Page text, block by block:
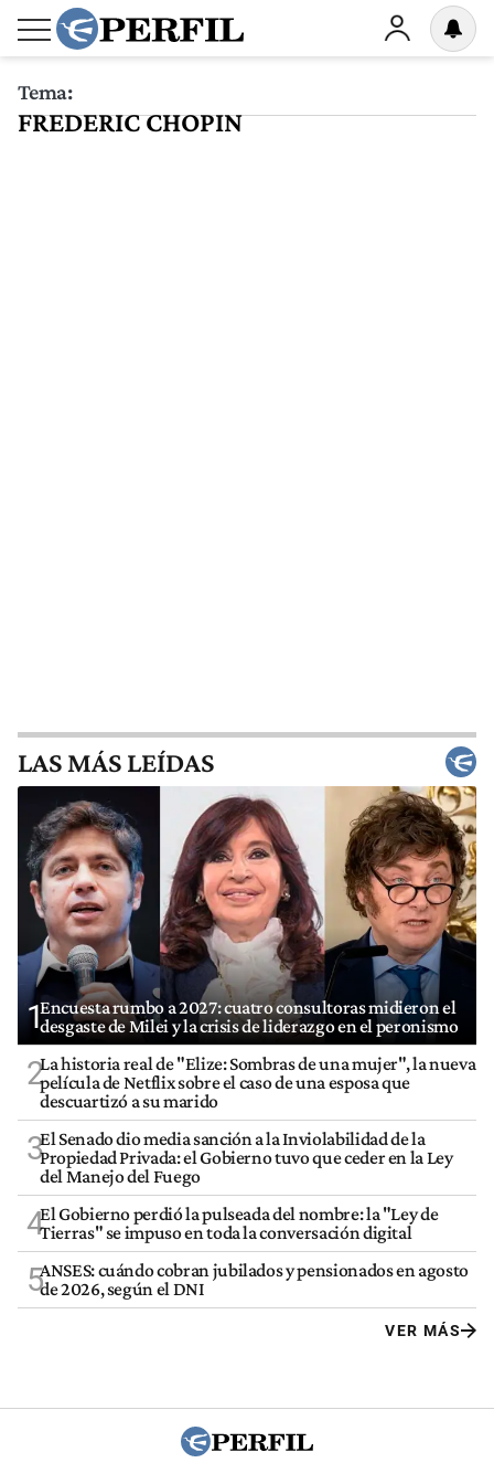
Tema:
FREDERIC CHOPIN
LAS MÁS LEÍDAS
1Encuesta rumbo a 2027: cuatro consultoras midieron el
desgaste de Milei y la crisis de liderazgo en el peronismo
2La historia real de "Elize: Sombras de una mujer", la nueva
película de Netflix sobre el caso de una esposa que
descuartizó a su marido
3El Senado dio media sanción a la Inviolabilidad de la
Propiedad Privada: el Gobierno tuvo que ceder en la Ley
del Manejo del Fuego
4El Gobierno perdió la pulseada del nombre: la "Ley de
Tierras" se impuso en toda la conversación digital
5ANSES: cuándo cobran jubilados y pensionados en agosto
de 2026, según el DNI
VER MÁS